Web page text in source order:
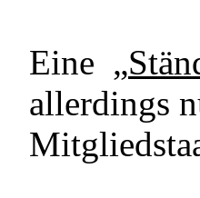
Eine „
allerdings